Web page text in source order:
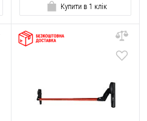
Купити в 1 клік